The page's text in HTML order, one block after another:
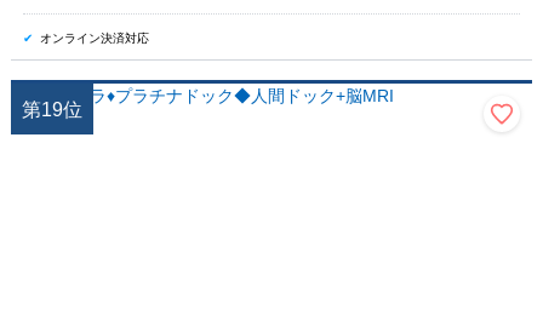
オンライン決済対応
第19位